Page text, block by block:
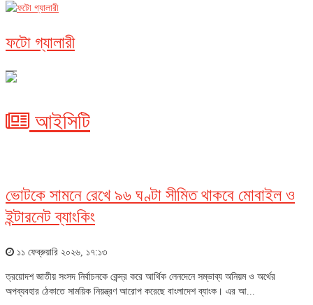
ফটো গ্যালারী
আইসিটি
ভোটকে সামনে রেখে ৯৬ ঘণ্টা সীমিত থাকবে মোবাইল ও
ইন্টারনেট ব্যাংকিং
১১ ফেব্রুয়ারি ২০২৬, ১৭:১৩
ত্রয়োদশ জাতীয় সংসদ নির্বাচনকে কেন্দ্র করে আর্থিক লেনদেনে সম্ভাব্য অনিয়ম ও অর্থের
অপব্যবহার ঠেকাতে সাময়িক নিয়ন্ত্রণ আরোপ করেছে বাংলাদেশ ব্যাংক। এর আ...